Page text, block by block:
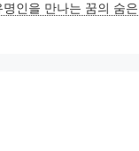
리
명인을 만나는 꿈의 숨